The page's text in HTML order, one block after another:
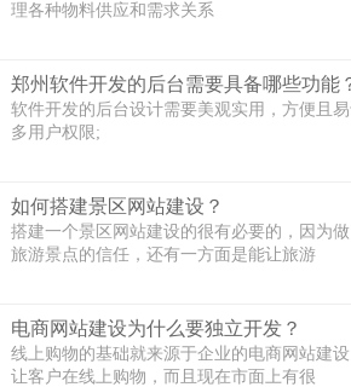
理各种物料供应和需求关系
郑州软件开发的后台需要具备哪些功能
软件开发的后台设计需要美观实用，方便且
多用户权限;
如何搭建景区网站建设？
搭建一个景区网站建设的很有必要的，因为
旅游景点的信任，还有一方面是能让旅游
电商网站建设为什么要独立开发？
线上购物的基础就来源于企业的电商网站建
让客户在线上购物，而且现在市面上有很